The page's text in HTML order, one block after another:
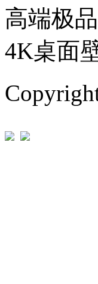
高端极
4K桌面